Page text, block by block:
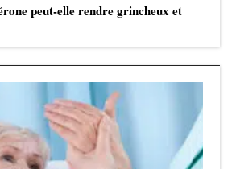
peut-elle rendre grincheux et